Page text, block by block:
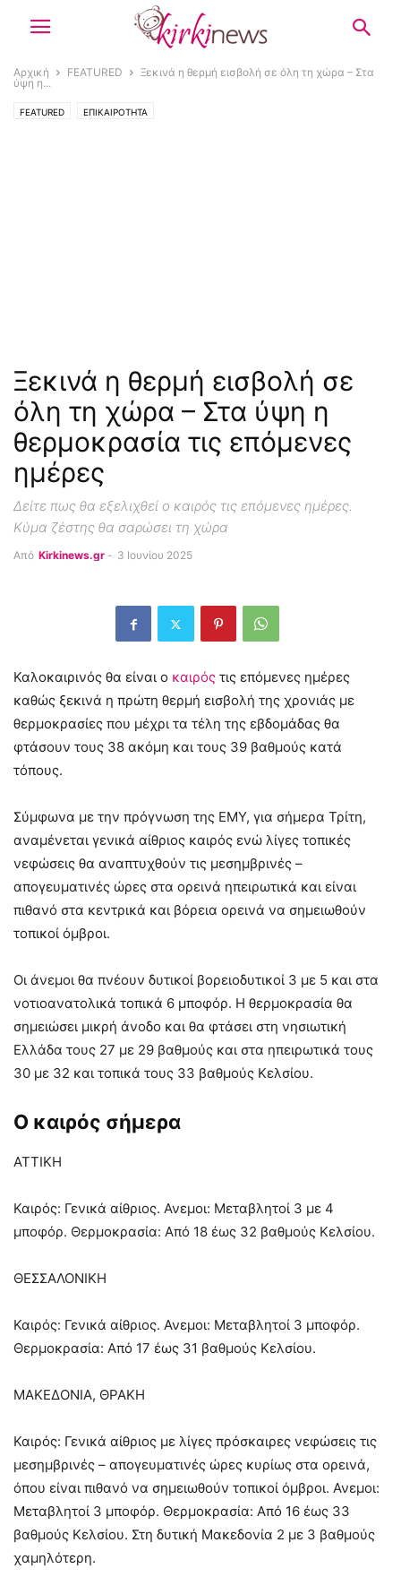
Αρχική FEATURED
Ξεκινά η θερμή εισβολή σε όλη τη χώρα – Στα
ύψη η...
FEATURED ΕΠΙΚΑΙΡΟΤΗΤΑ
Ξεκινά η θερμή εισβολή σε
όλη τη χώρα – Στα ύψη η
θερμοκρασία τις επόμενες
ημέρες
Δείτε πως θα εξελιχθεί ο καιρός τις επόμενες ημέρες.
Κύμα ζέστης θα σαρώσει τη χώρα
Από Kirkinews.gr - 3 Ιουνίου 2025
Καλοκαιρινός θα είναι ο καιρός τις επόμενες ημέρες
καθώς ξεκινά η πρώτη θερμή εισβολή της χρονιάς με
θερμοκρασίες που μέχρι τα τέλη της εβδομάδας θα
φτάσουν τους 38 ακόμη και τους 39 βαθμούς κατά
τόπους.
Σύμφωνα με την πρόγνωση της ΕΜΥ, για σήμερα Τρίτη,
αναμένεται γενικά αίθριος καιρός ενώ λίγες τοπικές
νεφώσεις θα αναπτυχθούν τις μεσημβρινές –
απογευματινές ώρες στα ορεινά ηπειρωτικά και είναι
πιθανό στα κεντρικά και βόρεια ορεινά να σημειωθούν
τοπικοί όμβροι.
Οι άνεμοι θα πνέουν δυτικοί βορειοδυτικοί 3 με 5 και στα
νοτιοανατολικά τοπικά 6 μποφόρ. Η θερμοκρασία θα
σημειώσει μικρή άνοδο και θα φτάσει στη νησιωτική
Ελλάδα τους 27 με 29 βαθμούς και στα ηπειρωτικά τους
30 με 32 και τοπικά τους 33 βαθμούς Κελσίου.
Ο καιρός σήμερα
ΑΤΤΙΚΗ
Καιρός: Γενικά αίθριος. Ανεμοι: Μεταβλητοί 3 με 4
μποφόρ. Θερμοκρασία: Από 18 έως 32 βαθμούς Κελσίου.
ΘΕΣΣΑΛΟΝΙΚΗ
Καιρός: Γενικά αίθριος. Ανεμοι: Μεταβλητοί 3 μποφόρ.
Θερμοκρασία: Από 17 έως 31 βαθμούς Κελσίου.
ΜΑΚΕΔΟΝΙΑ, ΘΡΑΚΗ
Καιρός: Γενικά αίθριος με λίγες πρόσκαιρες νεφώσεις τις
μεσημβρινές – απογευματινές ώρες κυρίως στα ορεινά,
όπου είναι πιθανό να σημειωθούν τοπικοί όμβροι. Ανεμοι:
Μεταβλητοί 3 μποφόρ. Θερμοκρασία: Από 16 έως 33
βαθμούς Κελσίου. Στη δυτική Μακεδονία 2 με 3 βαθμούς
χαμηλότερη.